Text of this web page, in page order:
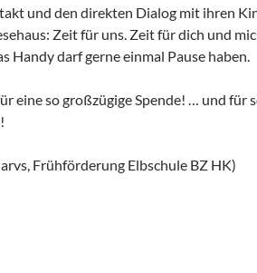
und den direkten Dialog mit ihren
Zeit für uns. Zeit für dich und
Handy darf gerne einmal Pause haben.
eine so großzügige Spende! … und für
Frühförderung Elbschule BZ HK)